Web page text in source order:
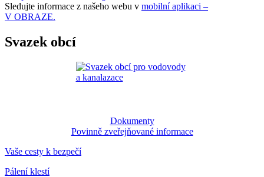
Sledujte informace z našeho webu v mobilní aplikaci –
V OBRAZE.
Svazek obcí
Dokumenty
Povinně zveřejňované informace
Vaše cesty k bezpečí
Pálení klestí